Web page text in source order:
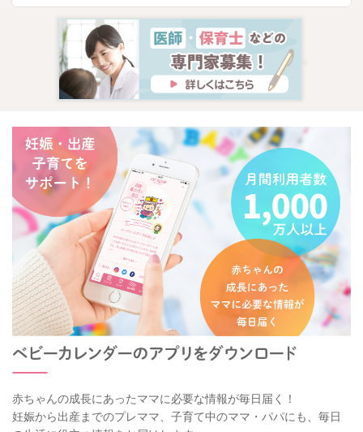
赤ちゃんの成長にあったママに必要な情報が毎日届く！
妊娠から出産までのプレママ、子育て中のママ・パパにも、毎日